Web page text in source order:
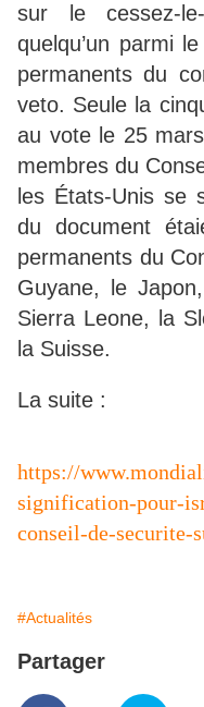
sur le cessez-
quelqu’un parmi
permanents du
veto. Seule la
au vote le 25
membres du
les États-Unis se
du document
permanents du
Guyane, le
Sierra Leone, la
la Suisse.
La suite :
https://
signification-pour-
conseil-de-securite-
#Actualités
Partager